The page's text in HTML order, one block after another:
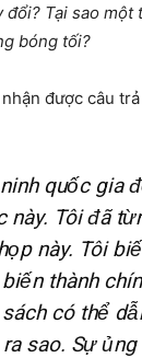
đổi? Tại sao một
bóng tối?
được câu
quốc gia
này. Tôi đã
này. Tôi
thành
có thể
sao. Sự